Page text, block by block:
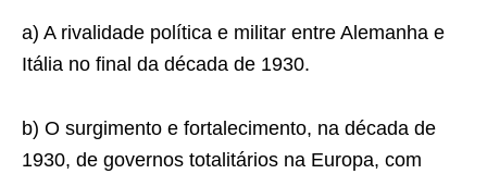
a) A rivalidade política e militar entre Alemanha e
Itália no final da década de 1930.
b) O surgimento e fortalecimento, na década de
1930, de governos totalitários na Europa, com